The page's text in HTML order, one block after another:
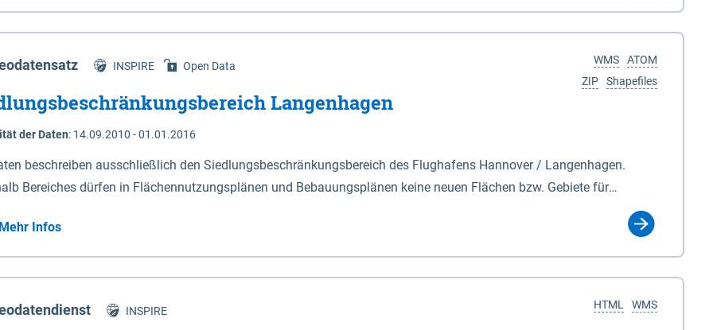
Niedersachsen (vgl. Abb. 4-1) entlang der Elbe zwischen Schnackenburg im Osten und Hohnstorf (Elbe) im Westen
472,5 bei Schnackenburg bis 569 bei Lauenburg). Das Biosphärenreservat umfasst Teile der Landkreise
Dannenberg und Lüneburg.
ATOM
WMS
Shapefiles
ZIP
INSPIRE Open Data
Langenhagen
der Daten: 14.09.2010 - 01.01.2016
beschreiben ausschließlich den Siedlungsbeschränkungsbereich des Flughafens Hannover / Langenhagen.
Bereiches dürfen in Flächennutzungsplänen und Bebauungsplänen keine neuen Flächen bzw. Gebiete für
Mehr Infos
WMS
HTML
INSPIRE